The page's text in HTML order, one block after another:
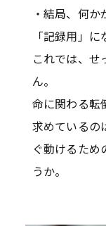
・結局、何
「記録用」に
これでは、せ
ん。
命に関わる転
求めているの
ぐ動けるため
うか。